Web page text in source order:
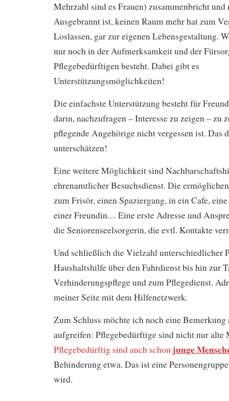
Mehrzahl sind es Frauen) zusammenbricht
Ausgebrannt ist, keinen Raum mehr hat zum
Loslassen, gar zur eigenen Lebensgestaltung.
nur noch in der Aufmerksamkeit und der
Pflegebedürftigen besteht. Dabei gibt es
Unterstützungsmöglichkeiten!
Die einfachste Unterstützung besteht für
darin, nachzufragen – Interesse zu zeigen – zu
pflegende Angehörige nicht vergessen ist. Das
unterschätzen!
Eine weitere Möglichkeit sind
ehrenamtlicher Besuchsdienst. Die
zum Frisör, einen Spaziergang, in ein Cafe,
einer Freundin… Eine erste Adresse und
die Seniorenseelsorgerin, die evtl. Kontakte
Und schließlich die Vielzahl unterschiedlicher
Haushaltshilfe über den Fahrdienst bis hin zur
Verhinderungspflege und zum Pflegedienst.
meiner Seite mit dem Hilfenetzwerk.
Zum Schluss möchte ich noch eine Bemerkung
aufgreifen: Pflegebedürftige sind nicht nur alte
Pflegebedürftig sind auch schon junge
Behinderung etwa. Das ist eine
wird.